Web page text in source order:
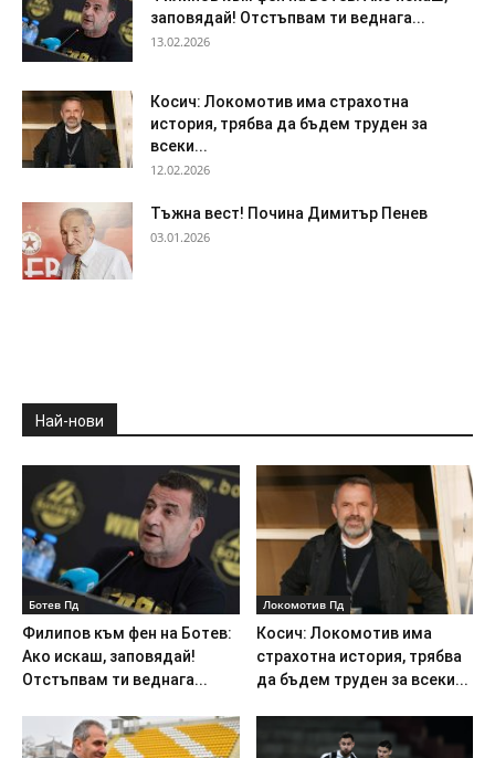
заповядай! Отстъпвам ти веднага...
13.02.2026
Косич: Локомотив има страхотна
история, трябва да бъдем труден за
всеки...
12.02.2026
Тъжна вест! Почина Димитър Пенев
03.01.2026
Най-нови
Ботев Пд
Филипов към фен на Ботев:
Ако искаш, заповядай!
Отстъпвам ти веднага...
Локомотив Пд
Косич: Локомотив има
страхотна история, трябва
да бъдем труден за всеки...